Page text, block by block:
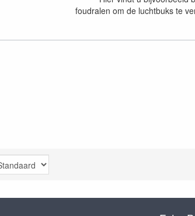
foudralen om de luchtbuks te